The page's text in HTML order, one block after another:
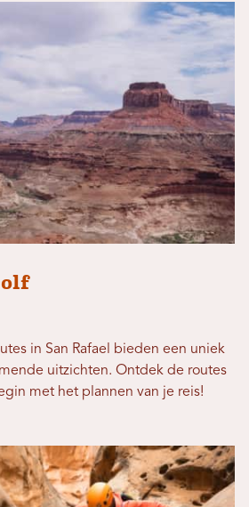
in San Rafael bieden een uniek
uitzichten. Ontdek de routes
met het plannen van je reis!